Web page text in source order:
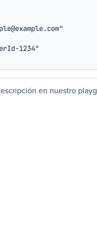
1234"
en nuestro